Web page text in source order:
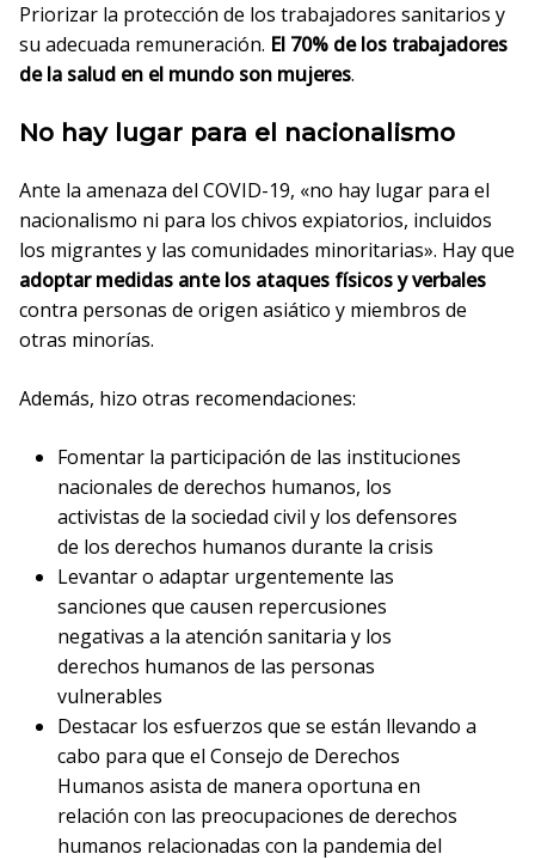
Priorizar la protección de los trabajadores sanitarios y
su adecuada remuneración. El 70% de los trabajadores
de la salud en el mundo son mujeres.
No hay lugar para el nacionalismo
Ante la amenaza del COVID-19, «no hay lugar para el
nacionalismo ni para los chivos expiatorios, incluidos
los migrantes y las comunidades minoritarias». Hay que
adoptar medidas ante los ataques físicos y verbales
contra personas de origen asiático y miembros de
otras minorías.
Además, hizo otras recomendaciones:
Fomentar la participación de las instituciones
nacionales de derechos humanos, los
activistas de la sociedad civil y los defensores
de los derechos humanos durante la crisis
Levantar o adaptar urgentemente las
sanciones que causen repercusiones
negativas a la atención sanitaria y los
derechos humanos de las personas
vulnerables
Destacar los esfuerzos que se están llevando a
cabo para que el Consejo de Derechos
Humanos asista de manera oportuna en
relación con las preocupaciones de derechos
humanos relacionadas con la pandemia del